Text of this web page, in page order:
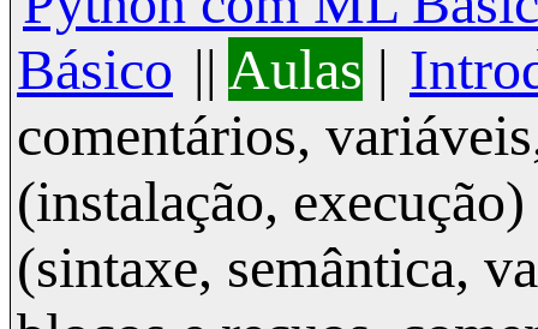
Básico || Aulas |
comentários,
(instalação,
(sintaxe, semântica,